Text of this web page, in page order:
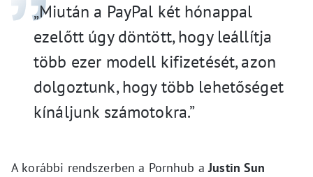
„Miután a PayPal két hónappal
ezelőtt úgy döntött, hogy leállítja
több ezer modell kifizetését, azon
dolgoztunk, hogy több lehetőséget
kínáljunk számotokra.”
A korábbi rendszerben a Pornhub aJustin Sun